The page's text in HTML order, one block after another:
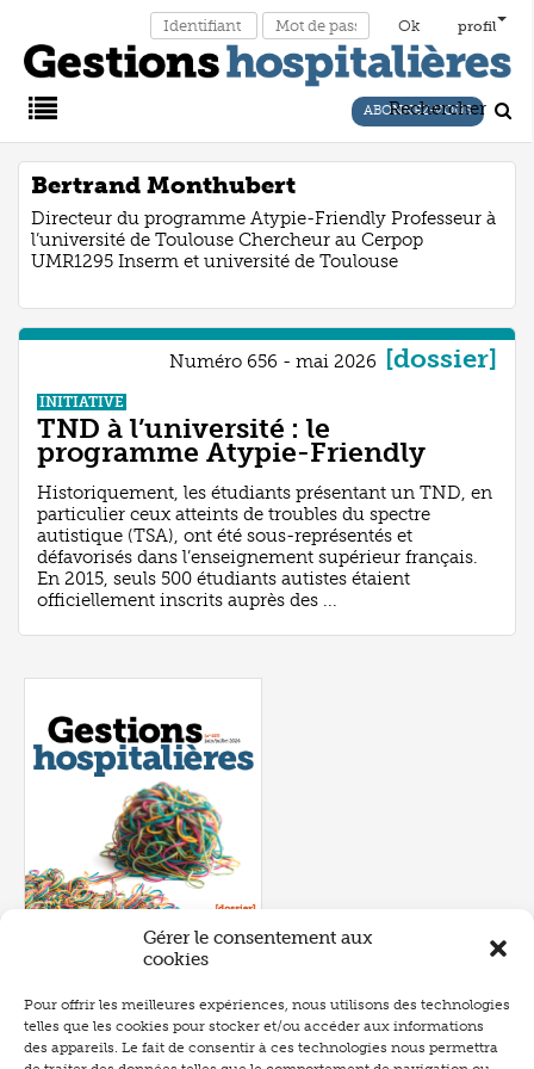
Gérer le consentement aux
cookies
Pour offrir les meilleures expériences, nous utilisons des technologies
telles que les cookies pour stocker et/ou accéder aux informations
des appareils. Le fait de consentir à ces technologies nous permettra
profil
Main
Menu
ABONNEZ-VOUS
Rechercher
Bertrand Monthubert
Directeur du programme Atypie-Friendly Professeur à
l’université de Toulouse Chercheur au Cerpop
UMR1295 Inserm et université de Toulouse
Numéro 656 - mai 2026 [dossier]
INITIATIVE
TND à l’université : le
programme Atypie-Friendly
Historiquement, les étudiants présentant un TND, en
particulier ceux atteints de troubles du spectre
autistique (TSA), ont été sous-représentés et
défavorisés dans l’enseignement supérieur français.
En 2015, seuls 500 étudiants autistes étaient
officiellement inscrits auprès des ...
Numéro 657- juin 2026